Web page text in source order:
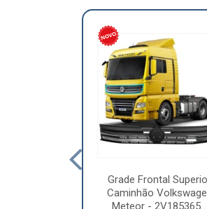
Grade Frontal
Caminhão
Meteor - 2V185365...